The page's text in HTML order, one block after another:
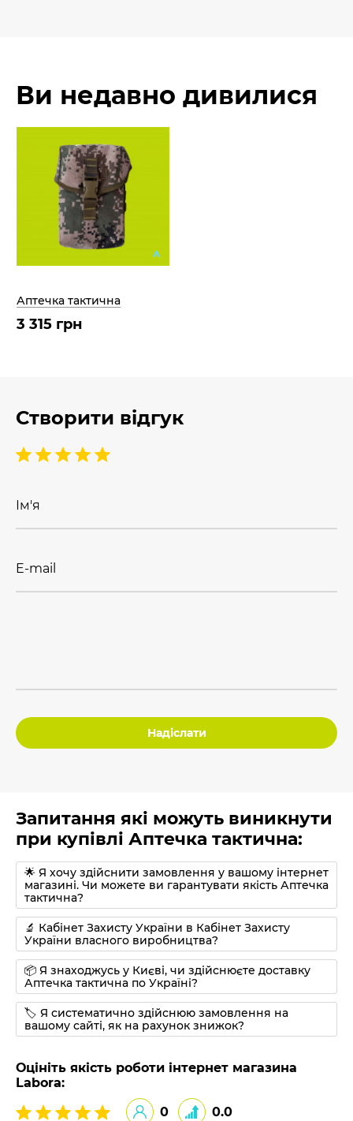
Ви недавно дивилися
Аптечка тактична
3 315 грн
Створити відгук
Ім'я
E-mail
Надіслати
Запитання які можуть виникнути
при купівлі Аптечка тактична:
🌟 Я хочу здійснити замовлення у вашому інтернет
магазині. Чи можете ви гарантувати якість Аптечка
тактична?
🔬 Кабінет Захисту України в Кабінет Захисту
України власного виробництва?
📦 Я знаходжусь у Києві, чи здійснюєте доставку
Аптечка тактична по Україні?
🏷 Я систематично здійснюю замовлення на
вашому сайті, як на рахунок знижок?
Оцініть якість роботи інтернет магазина
Labora:
0
0.0